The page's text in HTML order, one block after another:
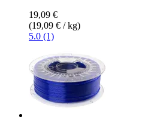
19,09 €
(19,09 € / kg)
5.0 (1)